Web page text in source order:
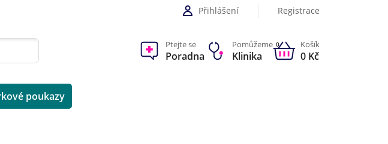
Přihlášení Registrace
Ptejte se
Poradna
Pomůžeme
Klinika
0 Košík
0 Kč
poukazy